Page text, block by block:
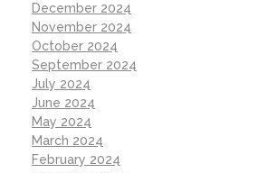
December 2024
November 2024
October 2024
September 2024
July 2024
June 2024
May 2024
March 2024
February 2024